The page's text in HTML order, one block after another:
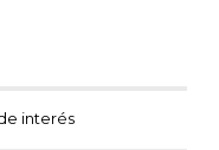
interés